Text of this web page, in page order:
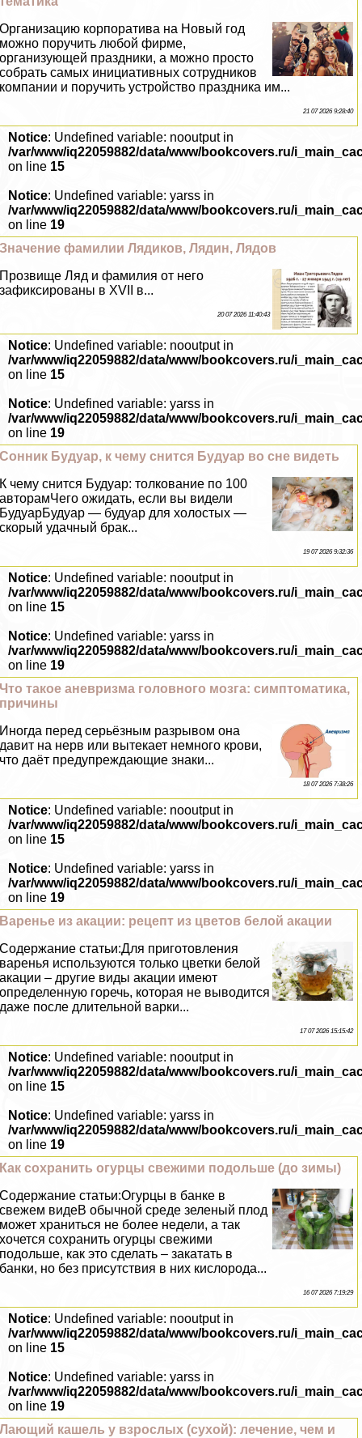
Организацию корпоратива на Новый год
можно поручить любой фирме,
организующей праздники, а можно просто
собрать самых инициативных сотрудников
компании и поручить устройство праздника им...
21 07 2026 9:28:40
Notice: Undefined variable: nooutput in
/var/www/iq22059882/data/www/bookcovers.ru/
on line 15
Notice: Undefined variable: yarss in
/var/www/iq22059882/data/www/bookcovers.ru/
on line 19
Значение фамилии Лядиков, Лядин, Лядов
Прозвище Ляд и фамилия от него
зафиксированы в XVII в...
20 07 2026 11:40:43
Notice: Undefined variable: nooutput in
/var/www/iq22059882/data/www/bookcovers.ru/
on line 15
Notice: Undefined variable: yarss in
/var/www/iq22059882/data/www/bookcovers.ru/
on line 19
Сонник Будуар, к чему снится Будуар во сне видеть
К чему снится Будуар: толкование по 100
авторамЧего ожидать, если вы видели
БудуарБудуар — будуар для холостых —
скорый удачный бpaк...
19 07 2026 9:32:36
Notice: Undefined variable: nooutput in
/var/www/iq22059882/data/www/bookcovers.ru/
on line 15
Notice: Undefined variable: yarss in
/var/www/iq22059882/data/www/bookcovers.ru/
on line 19
Что такое аневризма головного мозга: симптоматика,
причины
Иногда перед серьёзным разрывом она
давит на нерв или вытекает немного крови,
что даёт предупреждающие знаки...
18 07 2026 7:38:26
Notice: Undefined variable: nooutput in
/var/www/iq22059882/data/www/bookcovers.ru/
on line 15
Notice: Undefined variable: yarss in
/var/www/iq22059882/data/www/bookcovers.ru/
on line 19
Варенье из акации: рецепт из цветов белой акации
Содержание статьи:Для приготовления
варенья используются только цветки белой
акации – другие виды акации имеют
определенную горечь, которая не выводится
даже после длительной варки...
17 07 2026 15:15:42
Notice: Undefined variable: nooutput in
/var/www/iq22059882/data/www/bookcovers.ru/
on line 15
Notice: Undefined variable: yarss in
/var/www/iq22059882/data/www/bookcovers.ru/
on line 19
Как сохранить огурцы свежими подольше (до зимы)
Содержание статьи:Огурцы в банке в
свежем видеВ обычной среде зеленый плод
может храниться не более недели, а так
хочется сохранить огурцы свежими
подольше, как это сделать – закатать в
банки, но без присутствия в них кислорода...
16 07 2026 7:19:29
Notice: Undefined variable: nooutput in
/var/www/iq22059882/data/www/bookcovers.ru/
on line 15
Notice: Undefined variable: yarss in
/var/www/iq22059882/data/www/bookcovers.ru/
on line 19
Лающий кашель у взрослых (сухой): лечение, чем и